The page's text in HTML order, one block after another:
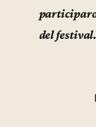
del festival.